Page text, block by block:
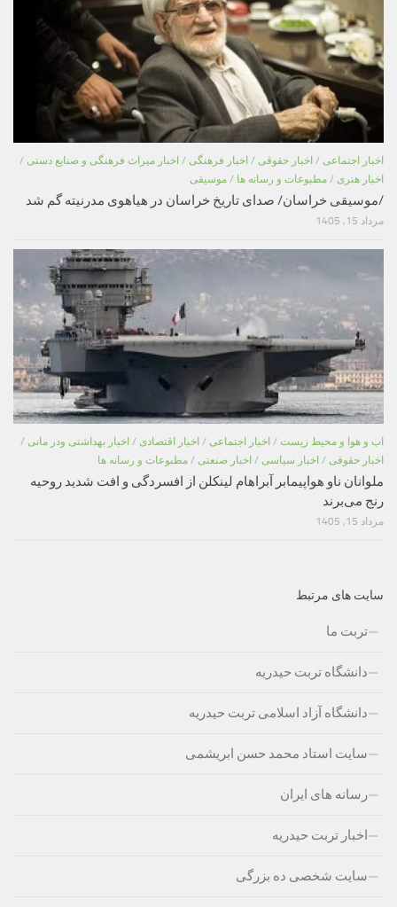
اخبار اجتماعی / اخبار حقوقی / اخبار فرهنگی / اخبار میراث فرهنگی و صنایع دستی /
اخبار هنری / مطبوعات و رسانه ها / موسیقی
/موسیقی خراسان/ صدای تاریخ خراسان در هیاهوی مدرنیته گم شد
مرداد 15, 1405
اب و هوا و محیط زیست / اخبار اجتماعی / اخبار اقتصادی / اخبار بهداشتی ودر مانی /
اخبار حقوقی / اخبار سیاسی / اخبار صنعتی / مطبوعات و رسانه ها
ملوانان ناو هواپیمابر آبراهام لینکلن از افسردگی و افت شدید روحیه
رنج می‌برند
مرداد 15, 1405
سایت های مرتبط
تربت ما
دانشگاه تربت حیدریه
دانشگاه آزاد اسلامی تربت حیدریه
سایت استاد محمد حسن ابریشمی
رسانه های ایران
اخبار تربت حیدریه
سایت شخصی ده بزرگی